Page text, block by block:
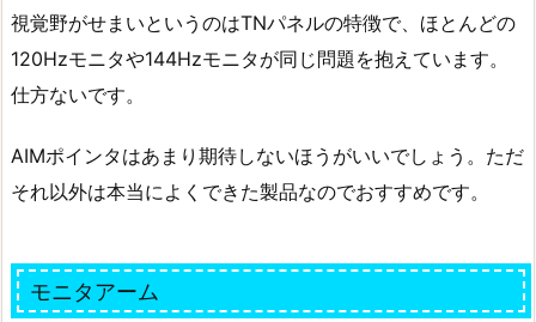
視覚野がせまいというのはTNパネルの特徴で、ほとんどの
120Hzモニタや144Hzモニタが同じ問題を抱えています。
仕方ないです。
AIMポインタはあまり期待しないほうがいいでしょう。ただ
それ以外は本当によくできた製品なのでおすすめです。
モニタアーム